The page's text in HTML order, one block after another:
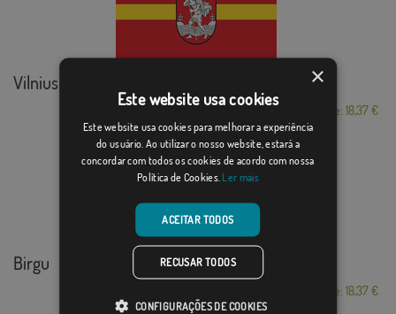
Vilnius
Desde: 18,37 €
Birgu
Desde: 18,37 €
×
Este website usa cookies
Este website usa cookies para melhorar a experiência
do usuário. Ao utilizar o nosso website, estará a
concordar com todos os cookies de acordo com nossa
Política de Cookies. Ler mais
ACEITAR TODOS
RECUSAR TODOS
CONFIGURAÇÕES DE COOKIES